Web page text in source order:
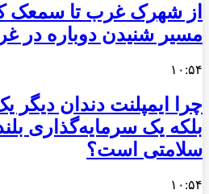
از شهرک غرب تا سمعک
مسیر شنیدن دوباره در
۱۰:۵۴
چرا ایمپلنت دندان دیگر
بلکه یک سرمایه‌گذاری
سلامتی است؟
۱۰:۵۴